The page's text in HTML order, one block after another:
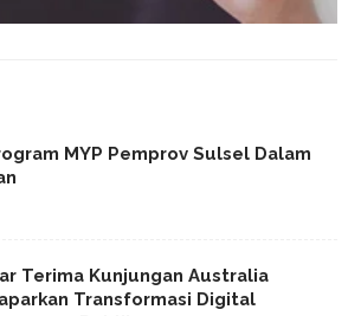
MYP Pemprov Sulsel Dalam
Terima Kunjungan Australia
Transformasi Digital